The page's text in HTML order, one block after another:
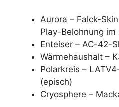
Aurora – Falck-
Play-Belohnung
Enteiser – AC-42-
Wärmehaushalt –
Polarkreis –
(episch)
Cryosphere –